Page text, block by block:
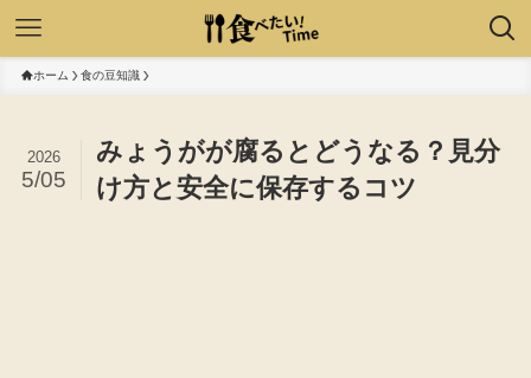
ホーム 食の豆知識
みょうがが腐るとどうなる？見分
け方と安全に保存するコツ
2026
5/05